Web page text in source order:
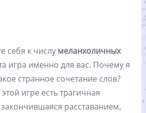
себя к числу меланхоличных
игра именно для вас. Почему я
странное сочетание слов?
игре есть трагичная
расставанием,